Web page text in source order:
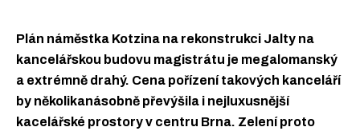
Plán náměstka Kotzina na rekonstrukci Jalty na
kancelářskou budovu magistrátu je megalomanský
a extrémně drahý. Cena pořízení takových kanceláří
by několikanásobně převýšila i nejluxusnější
kacelářské prostory v centru Brna. Zelení proto